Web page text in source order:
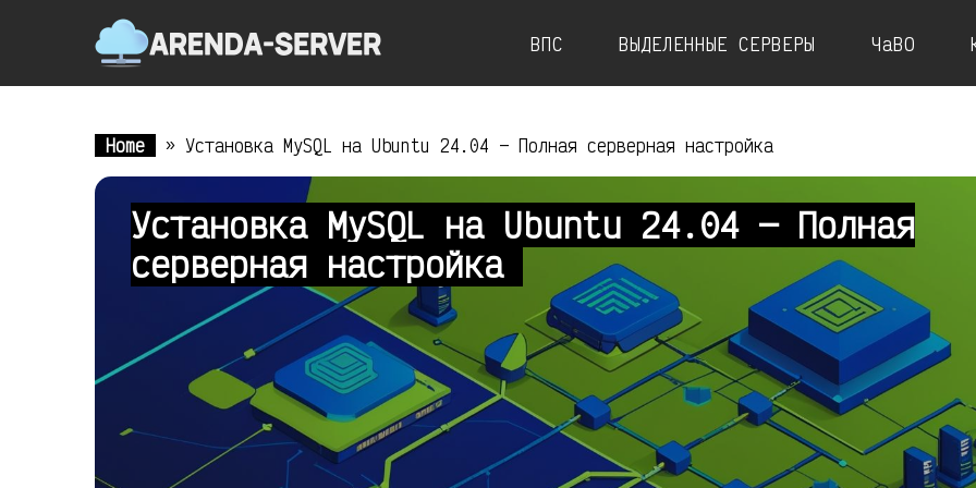
ВПС ВЫДЕЛЕННЫЕ СЕРВЕРЫ ЧаВО
Home » Установка MySQL на Ubuntu 24.04 — Полная серверная настройка
Установка MySQL на Ubuntu 24.04 — Полная
серверная настройка